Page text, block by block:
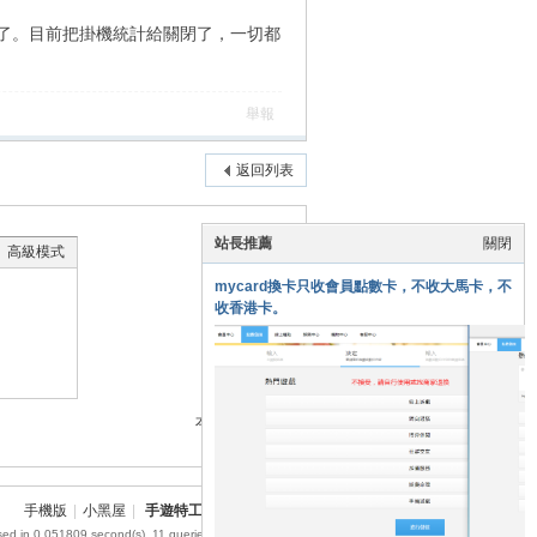
。目前把掛機統計給關閉了，一切都
舉報
返回列表
高級模式
本版積分規則
關閉
站長推薦
mycard換卡只收會員點數卡，不收大馬卡，不
收香港卡。
手機版 小黑屋 手遊特工
in 0.051809 second(s), 11 queries , MemCache On.